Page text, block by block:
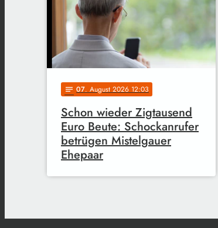
notes 07. August 2026 12:03
Schon wieder Zigtausend
Euro Beute: Schockanrufer
betrügen Mistelgauer
Ehepaar